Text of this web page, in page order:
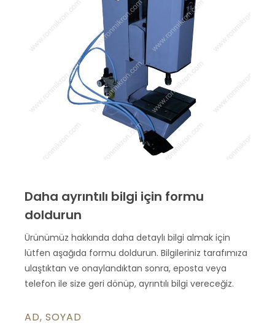
Daha ayrıntılı bilgi için formu
doldurun
Ürünümüz hakkında daha detaylı bilgi almak için
lütfen aşağıda formu doldurun. Bilgileriniz tarafımıza
ulaştıktan ve onaylandıktan sonra, eposta veya
telefon ile size geri dönüp, ayrıntılı bilgi vereceğiz.
AD, SOYAD